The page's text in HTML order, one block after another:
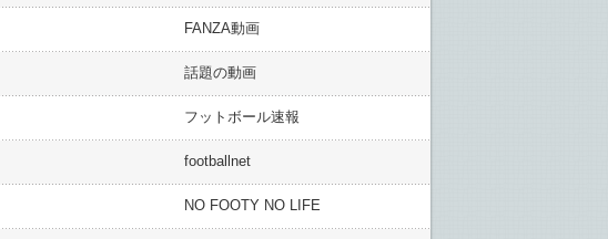
FANZA動画
話題の動画
フットボール速報
footballnet
NO FOOTY NO LIFE